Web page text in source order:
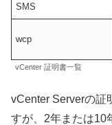
SMS
wcp
vCenter 証明書一覧
vCenter Serverの証
すが、2年または10